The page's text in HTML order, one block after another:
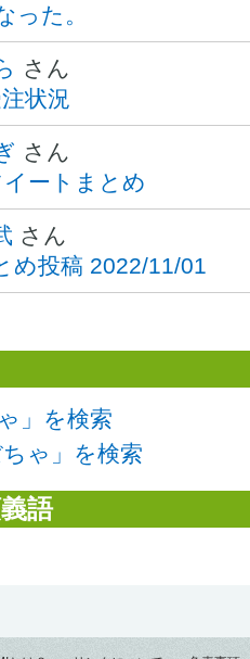
った。
さん
注状況
さん
ートまとめ
さん
め投稿 2022/11/01
」を検索
ゃ」を検索
語